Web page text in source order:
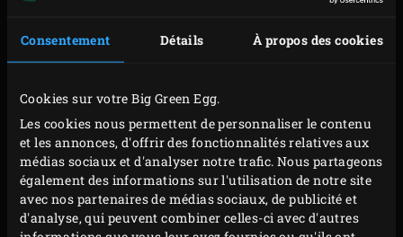
Consentement Détails À propos des cookies
Cookies sur votre Big Green Egg.
Les cookies nous permettent de personnaliser le contenu
et les annonces, d'offrir des fonctionnalités relatives aux
médias sociaux et d'analyser notre trafic. Nous partageons
également des informations sur l'utilisation de notre site
avec nos partenaires de médias sociaux, de publicité et
d'analyse, qui peuvent combiner celles-ci avec d'autres
PRÉPARATION
acier inoxydableposés à l’intérieur, et faites-le
chauffer à 180 °C. Beurrez un petit moule à kouglof.
Coupez les abricots en petits morceaux.
Dans un saladier, battez le beurre et le sucre jusqu’à
obtention d’un mélange mousseux. Battez les œufs
dans le saladier les uns après les autres. Incorporez